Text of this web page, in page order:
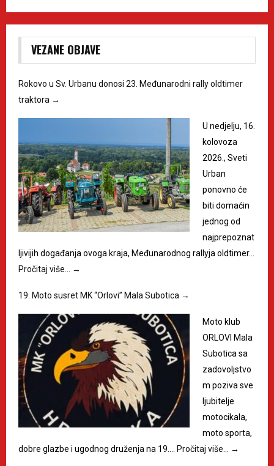
VEZANE OBJAVE
Rokovo u Sv. Urbanu donosi 23. Međunarodni rally oldtimer
traktora →
U nedjelju, 16.
kolovoza
2026., Sveti
Urban
ponovno će
biti domaćin
jednog od
najprepoznat
ljivijih događanja ovoga kraja, Međunarodnog rallyja oldtimer…
Pročitaj više…
→
19. Moto susret MK “Orlovi” Mala Subotica →
Moto klub
ORLOVI Mala
Subotica sa
zadovoljstvo
m poziva sve
ljubitelje
motocikala,
moto sporta,
dobre glazbe i ugodnog druženja na 19.… Pročitaj više… →